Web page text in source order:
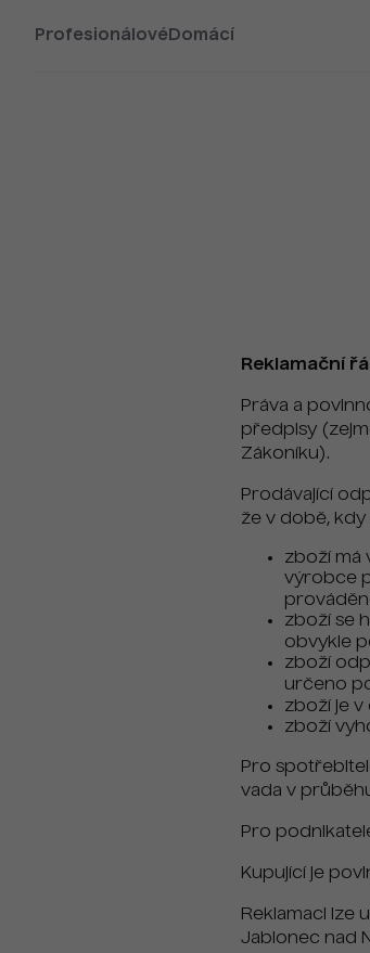
Profesionálové Domácí
Reklamační
Práva a
předpisy
Zákoníku).
Prodávající
že v době, kdy
zboží má
výrobce
zboží se
obvykle
zboží
určeno
zboží je v
zboží
Pro
vada v
Pro
Kupující je
Reklamaci lze
Jablonec nad